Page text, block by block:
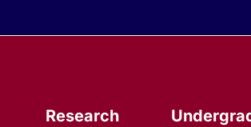
Research